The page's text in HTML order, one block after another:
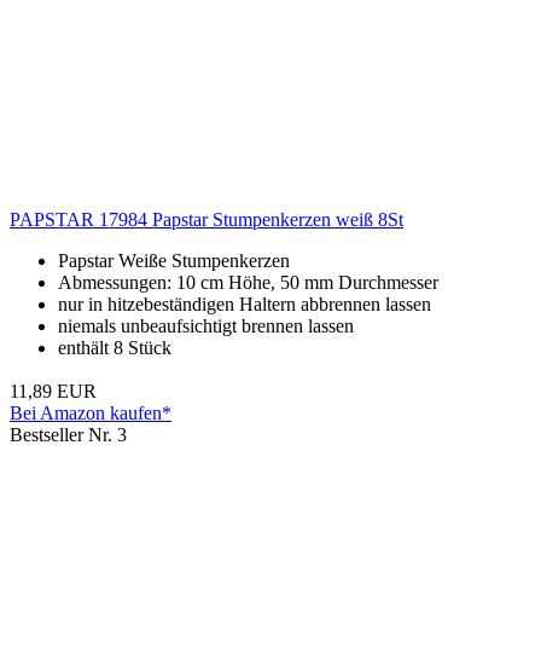
PAPSTAR 17984 Papstar Stumpenkerzen weiß 8St
Papstar Weiße Stumpenkerzen
Abmessungen: 10 cm Höhe, 50 mm Durchmesser
nur in hitzebeständigen Haltern abbrennen lassen
niemals unbeaufsichtigt brennen lassen
enthält 8 Stück
11,89 EUR
Bei Amazon kaufen*
Bestseller Nr. 3